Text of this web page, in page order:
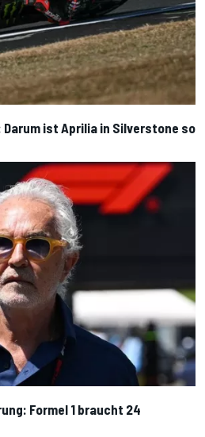
ist Aprilia in Silverstone so
Formel 1 braucht 24